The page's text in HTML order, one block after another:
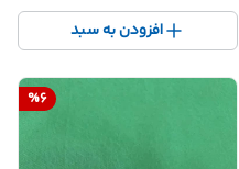
افزودن به سبد
%6